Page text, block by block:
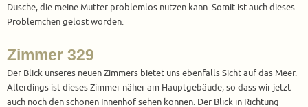
Dusche, die meine Mutter problemlos nutzen kann. Somit ist auch dieses
Problemchen gelöst worden.
Zimmer 329
Der Blick unseres neuen Zimmers bietet uns ebenfalls Sicht auf das Meer.
Allerdings ist dieses Zimmer näher am Hauptgebäude, so dass wir jetzt
auch noch den schönen Innenhof sehen können. Der Blick in Richtung